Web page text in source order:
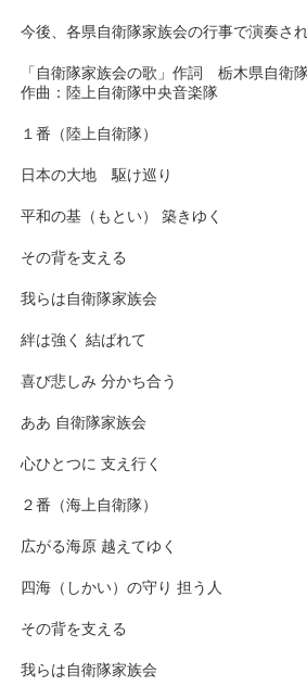
今後、各県自衛隊家族会の行事で演奏さ
「自衛隊家族会の歌」作詞 栃木県自
作曲：陸上自衛隊中央音楽隊
１番（陸上自衛隊）
日本の大地 駆け巡り
平和の基（もとい） 築きゆく
その背を支える
我らは自衛隊家族会
絆は強く 結ばれて
喜び悲しみ 分かち合う
ああ 自衛隊家族会
心ひとつに 支え行く
２番（海上自衛隊）
広がる海原 越えてゆく
四海（しかい）の守り 担う人
その背を支える
我らは自衛隊家族会